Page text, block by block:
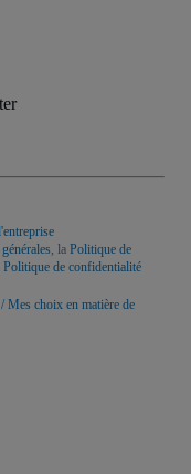
, la Politique de
Politique de confidentialité
Mes choix en matière de